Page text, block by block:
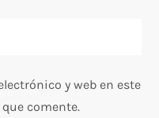
y web en este
comente.